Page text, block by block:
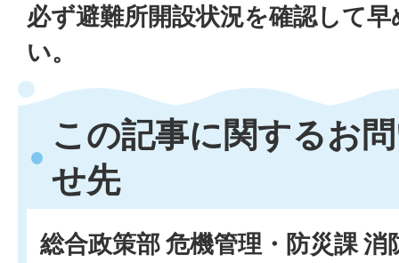
必ず避難所開設状況を確認して
い。
この記事に関するお
せ先
総合政策部 危機管理・防災課